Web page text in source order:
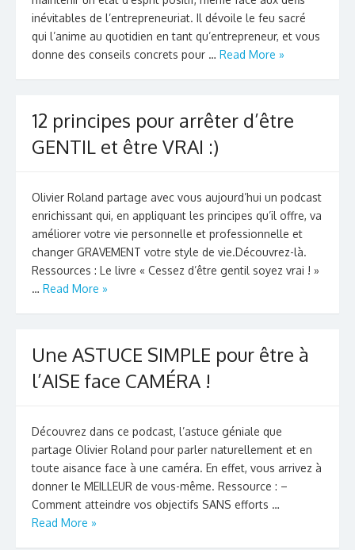
inévitables de l’entrepreneuriat. Il dévoile le feu sacré
qui l’anime au quotidien en tant qu’entrepreneur, et vous
donne des conseils concrets pour … Read More »
12 principes pour arrêter d’être
GENTIL et être VRAI :)
Olivier Roland partage avec vous aujourd’hui un podcast
enrichissant qui, en appliquant les principes qu’il offre, va
améliorer votre vie personnelle et professionnelle et
changer GRAVEMENT votre style de vie.Découvrez-là.
Ressources : Le livre « Cessez d’être gentil soyez vrai ! »
… Read More »
Une ASTUCE SIMPLE pour être à
l’AISE face CAMÉRA !
Découvrez dans ce podcast, l’astuce géniale que
partage Olivier Roland pour parler naturellement et en
toute aisance face à une caméra. En effet, vous arrivez à
donner le MEILLEUR de vous-même. Ressource : –
Comment atteindre vos objectifs SANS efforts …
Read More »